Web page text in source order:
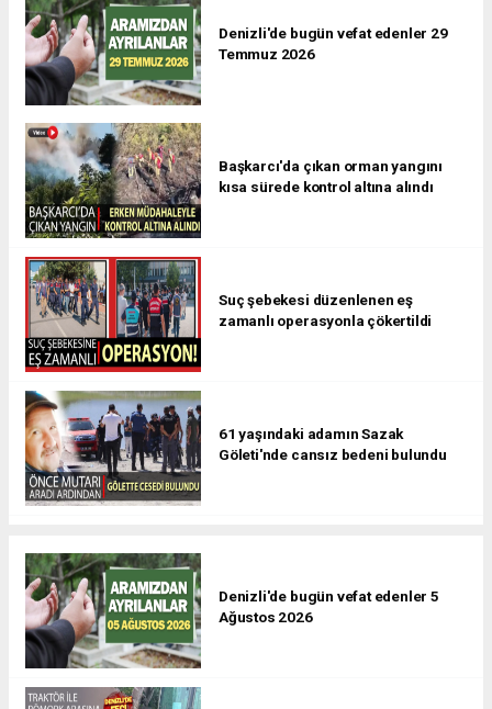
Denizli'de bugün vefat edenler 29
Temmuz 2026
Başkarcı'da çıkan orman yangını
kısa sürede kontrol altına alındı
Suç şebekesi düzenlenen eş
zamanlı operasyonla çökertildi
61 yaşındaki adamın Sazak
Göleti'nde cansız bedeni bulundu
Denizli'de bugün vefat edenler 5
Ağustos 2026